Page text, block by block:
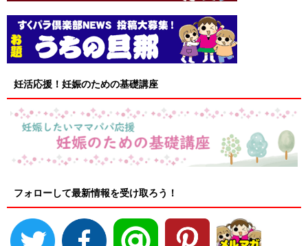
妊活応援！妊娠のための基礎講座
フォローして最新情報を受け取ろう！